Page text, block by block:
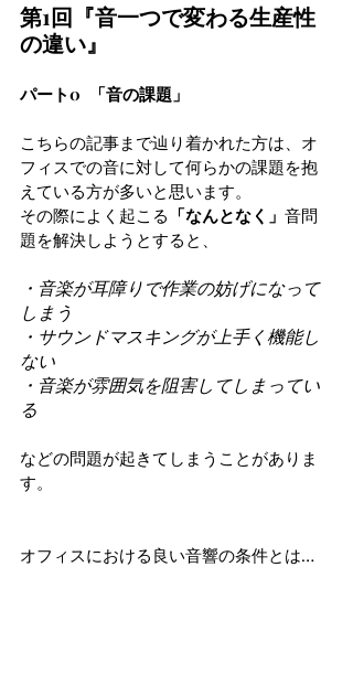
第1回『音一つで変わる生産性
の違い』
パート0  「音の課題」
こちらの記事まで辿り着かれた方は、オ
フィスでの音に対して何らかの課題を抱
えている方が多いと思います。
その際によく起こる 「なんとなく」 音問
題を解決しようとすると、
・音楽が耳障りで作業の妨げになって
しまう
・サウンドマスキングが上手く機能し
ない
・音楽が雰囲気を阻害してしまってい
る
などの問題が起きてしまうことがありま
す。
オフィスにおける良い音響の条件とは…